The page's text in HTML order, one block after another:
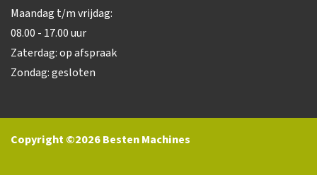
Maandag t/m vrijdag:
08.00 - 17.00 uur
Zaterdag: op afspraak
Zondag: gesloten
Copyright ©2026 Besten Machines